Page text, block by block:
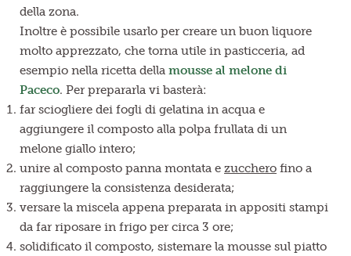
della zona.
Inoltre è possibile usarlo per creare un buon liquore
molto apprezzato, che torna utile in pasticceria, ad
esempio nella ricetta della mousse al melone di
Paceco. Per prepararla vi basterà:
far sciogliere dei fogli di gelatina in acqua e
aggiungere il composto alla polpa frullata di un
melone giallo intero;
unire al composto panna montata e zucchero fino a
raggiungere la consistenza desiderata;
versare la miscela appena preparata in appositi stampi
da far riposare in frigo per circa 3 ore;
solidificato il composto, sistemare la mousse sul piatto